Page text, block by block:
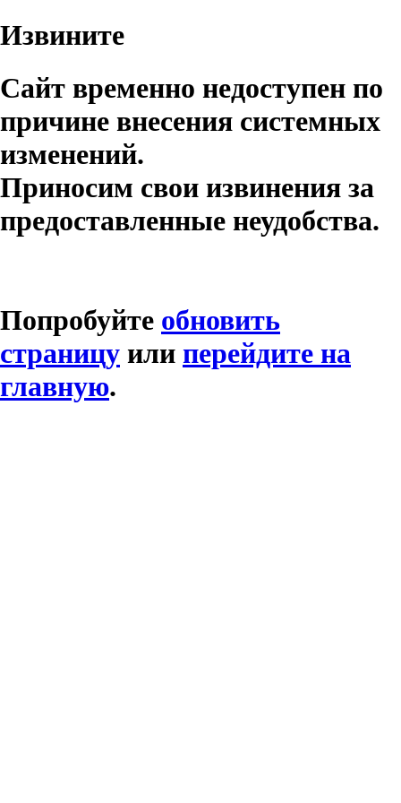
Извините
Сайт временно недоступен по
причине внесения системных
изменений.
Приносим свои извинения за
предоставленные неудобства.
Попробуйте обновить
страницу или перейдите на
главную.